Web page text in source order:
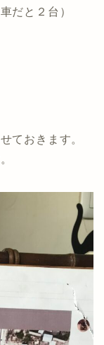
だと２台）
ておきます。